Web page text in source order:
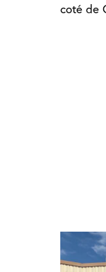
coté de